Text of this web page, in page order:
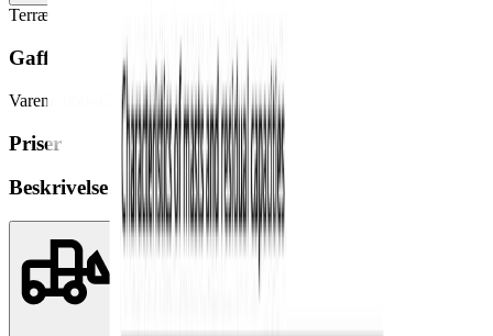
Terrængående gaffeltrucks
Gaffeltruck diesel (terræn 4x4) 5.0T
Varenr. 060-4500-9999
Priser
Beskrivelse